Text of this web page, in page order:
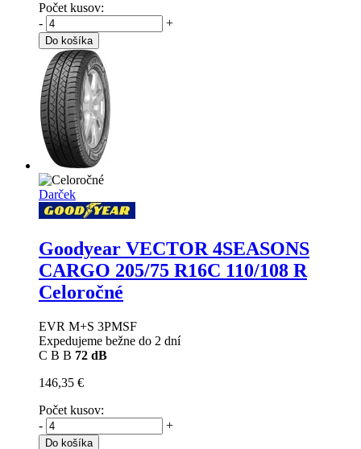
Počet kusov:
-
+
Do košíka
Darček
Goodyear VECTOR 4SEASONS
CARGO 205/75 R16C 110/108 R
Celoročné
EVR M+S 3PMSF
Expedujeme bežne do 2 dní
C B B 72 dB
146,35 €
Počet kusov:
-
+
Do košíka